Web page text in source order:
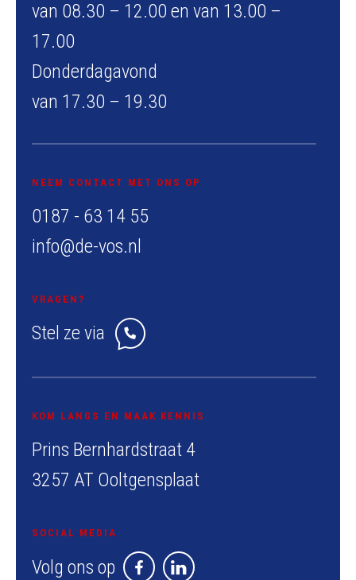
van 08.30 – 12.00 en van 13.00 –
17.00
Donderdagavond
van 17.30 – 19.30
NEEM CONTACT MET ONS OP
0187 - 63 14 55
info@de-vos.nl
VRAGEN?
Stel ze via
KOM LANGS EN MAAK KENNIS
Prins Bernhardstraat 4
3257 AT Ooltgensplaat
SOCIAL MEDIA
Volg ons op